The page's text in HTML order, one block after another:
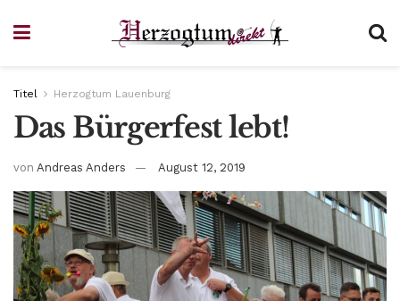
Titel Herzogtum Lauenburg
Das Bürgerfest lebt!
von Andreas Anders August 12, 2019